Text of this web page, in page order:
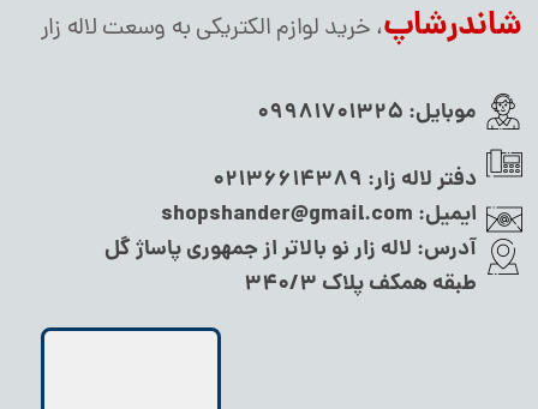
شاندرشاپ، خرید لوازم الکتریکی به وسعت لاله زار
موبایل: 09981701325
دفتر لاله زار: 02136614389
ایمیل: shopshander@gmail.com
آدرس: لاله زار نو بالاتر از جمهوری پاساژ گل
طبقه همکف پلاک ۳۴۰/۳